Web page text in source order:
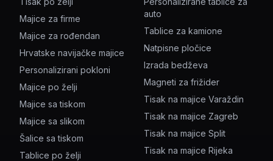
Majice za firme
Majice za rođendan
Hrvatske navijačke majice
Personalizirani pokloni
Majice po želji
Majice sa tiskom
Majice sa slikom
Šalice sa tiskom
Tablice po želji
auto
Tablice za kamione
Natpisne pločice
Izrada bedževa
Magneti za frižider
Tisak na majice Varaždin
Tisak na majice Zagreb
Tisak na majice Split
Tisak na majice Rijeka